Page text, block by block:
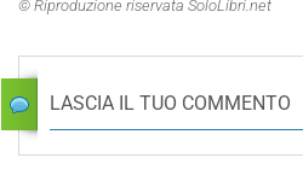
© Riproduzione riservata SoloLibri.net
LASCIA IL TUO COMMENTO